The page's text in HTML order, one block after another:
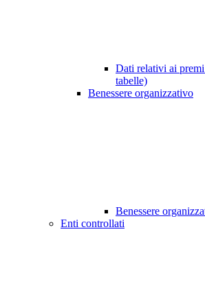
Dati relativi ai
tabelle)
Benessere organizzativo
Benessere
Enti controllati